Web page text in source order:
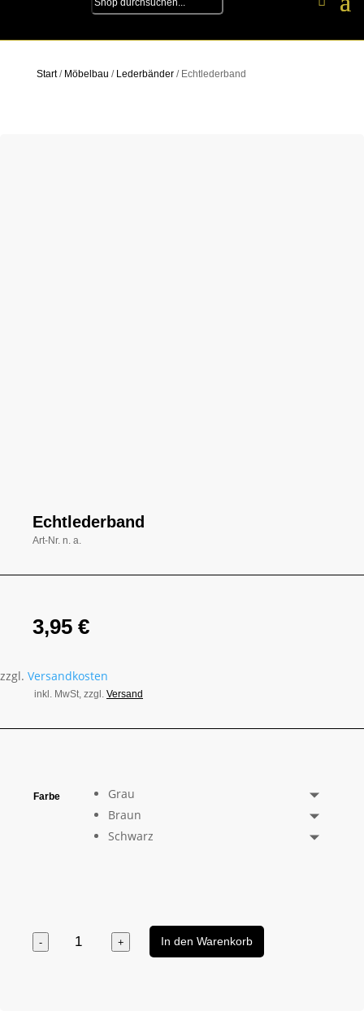
Start/ Möbelbau / Lederbänder/ Echtlederband
Echtlederband
Art-Nr. n. a.
3,95 €
zzgl. Versandkosten
inkl. MwSt, zzgl. Versand
Farbe
Grau
Braun
Schwarz
- + In den Warenkorb